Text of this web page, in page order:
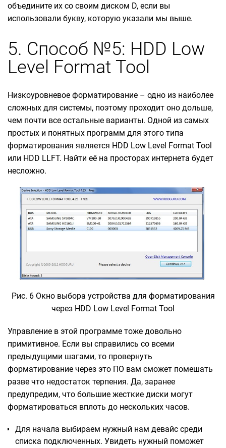
объедините их со своим диском D, если вы
использовали букву, которую указали мы выше.
5. Способ №5: HDD Low
Level Format Tool
Низкоуровневое форматирование – одно из наиболее
сложных для системы, поэтому проходит оно дольше,
чем почти все остальные варианты. Одной из самых
простых и понятных программ для этого типа
форматирования является HDD Low Level Format Tool
или HDD LLFT. Найти её на просторах интернета будет
несложно.
Рис. 6 Окно выбора устройства для форматирования
через HDD Low Level Format Tool
Управление в этой программе тоже довольно
примитивное. Если вы справились со всеми
предыдущими шагами, то провернуть
форматирование через это ПО вам сможет помешать
разве что недостаток терпения. Да, заранее
предупредим, что большие жесткие диски могут
форматироваться вплоть до нескольких часов.
Для начала выбираем нужный нам девайс среди
списка подключенных. Увидеть нужный поможет